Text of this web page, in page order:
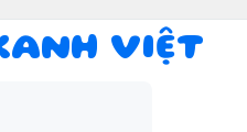
VIỆT